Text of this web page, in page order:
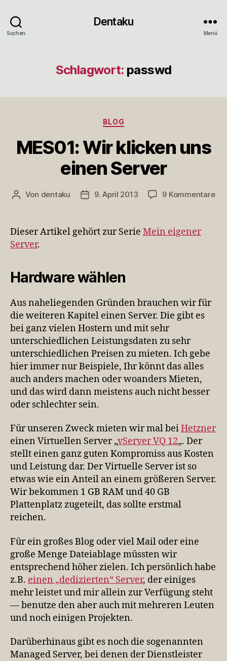
Suchen
Dentaku
Menü
Schlagwort: passwd
Kategorien
BLOG
MES01: Wir klicken uns
einen Server
Beitragsautor
Von dentaku Veröffentlichungsdatum
9. April 2013 9 Kommentarezu
Dieser Artikel gehört zur Serie Mein eigener
Server.
Hardware wählen
Aus naheliegenden Gründen brauchen wir für
die weiteren Kapitel einen Server. Die gibt es
bei ganz vielen Hostern und mit sehr
unterschiedlichen Leistungsdaten zu sehr
unterschiedlichen Preisen zu mieten. Ich gebe
hier immer nur Beispiele, Ihr könnt das alles
auch anders machen oder woanders Mieten,
und das wird dann meistens auch nicht besser
oder schlechter sein.
Für unseren Zweck mieten wir mal beiHetzner
einen Virtuellen Server „vServer VQ 12„. Der
stellt einen ganz guten Kompromiss aus Kosten
und Leistung dar. Der Virtuelle Server ist so
etwas wie ein Anteil an einem größeren Server.
Wir bekommen 1 GB RAM und 40 GB
Plattenplatz zugeteilt, das sollte erstmal
reichen.
Für ein großes Blog oder viel Mail oder eine
große Menge Dateiablage müssten wir
entsprechend höher zielen. Ich persönlich habe
z.B. einen „dedizierten“ Server, der einiges
mehr leistet und mir allein zur Verfügung steht
— benutze den aber auch mit mehreren Leuten
und noch einigen Projekten.
Darüberhinaus gibt es noch die sogenannten
Managed Server, bei denen der Dienstleister